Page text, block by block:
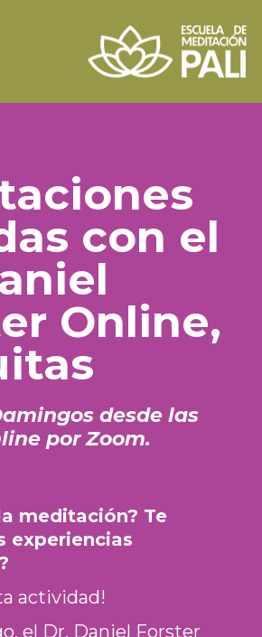
con el
Online,
desde las
por Zoom.
meditación? Te
experiencias
actividad!
el Dr. Daniel Forster